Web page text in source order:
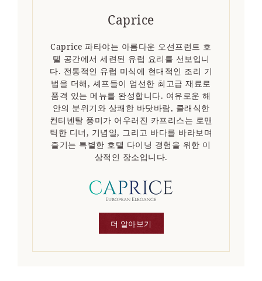
Caprice
Caprice 파타야는 아름다운 오션프런트 호
텔 공간에서 세련된 유럽 요리를 선보입니
다. 전통적인 유럽 미식에 현대적인 조리 기
법을 더해, 셰프들이 엄선한 최고급 재료로
품격 있는 메뉴를 완성합니다. 여유로운 해
안의 분위기와 상쾌한 바닷바람, 클래식한
컨티넨탈 풍미가 어우러진 카프리스는 로맨
틱한 디너, 기념일, 그리고 바다를 바라보며
즐기는 특별한 호텔 다이닝 경험을 위한 이
상적인 장소입니다.
더 알아보기